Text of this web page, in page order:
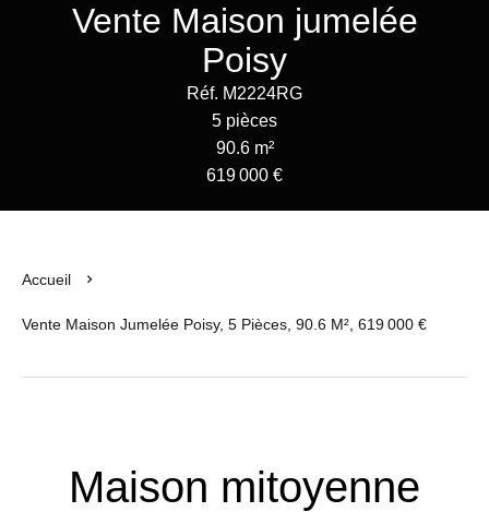
Vente Maison jumelée
Poisy
Réf. M2224RG
5 pièces
90.6 m²
619 000 €
Accueil
Vente Maison Jumelée Poisy, 5 Pièces, 90.6 M², 619 000 €
Maison mitoyenne